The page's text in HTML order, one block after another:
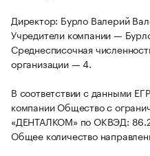
Директор: Бурло Валерий
Учредители компании —
Среднесписочная
организации — 4.
В соответствии с данными
компании Общество с
«ДЕНТАЛКОМ» по ОКВЭД:
Общее количество